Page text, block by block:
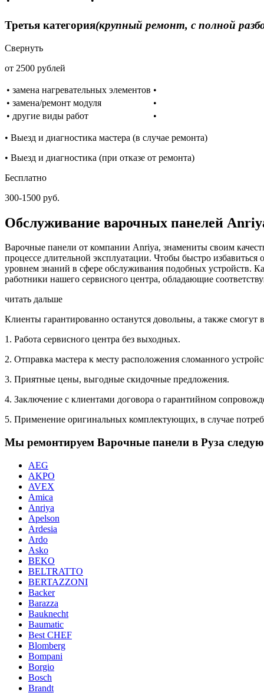
Третья категория(крупный ремонт, с полной
Свернуть
от 2500 рублей
• замена нагревательных элементов •
• замена/ремонт модуля
•
• другие виды работ
•
• Выезд и диагностика мастера (в случае ремонта)
• Выезд и диагностика (при отказе от ремонта)
Бесплатно
300-1500 руб.
Обслуживание варочных панелей
Варочные панели от компании Anriya, знамениты своим
процессе длительной эксплуатации. Чтобы быстро
уровнем знаний в сфере обслуживания подобных устройств.
работники нашего сервисного центра, обладающие
читать дальше
Клиенты гарантированно останутся довольны, а также
1. Работа сервисного центра без выходных.
2. Отправка мастера к месту расположения сломанного
3. Приятные цены, выгодные скидочные предложения.
4. Заключение с клиентами договора о гарантийном
5. Применение оригинальных комплектующих, в случае
Мы ремонтируем Варочные панели в Руза
AEG
AKPO
AVEX
Amica
Anriya
Apelson
Ardesia
Ardo
Asko
BEKO
BELTRATTO
BERTAZZONI
Backer
Barazza
Bauknecht
Baumatic
Best CHEF
Blomberg
Bompani
Borgio
Bosch
Brandt